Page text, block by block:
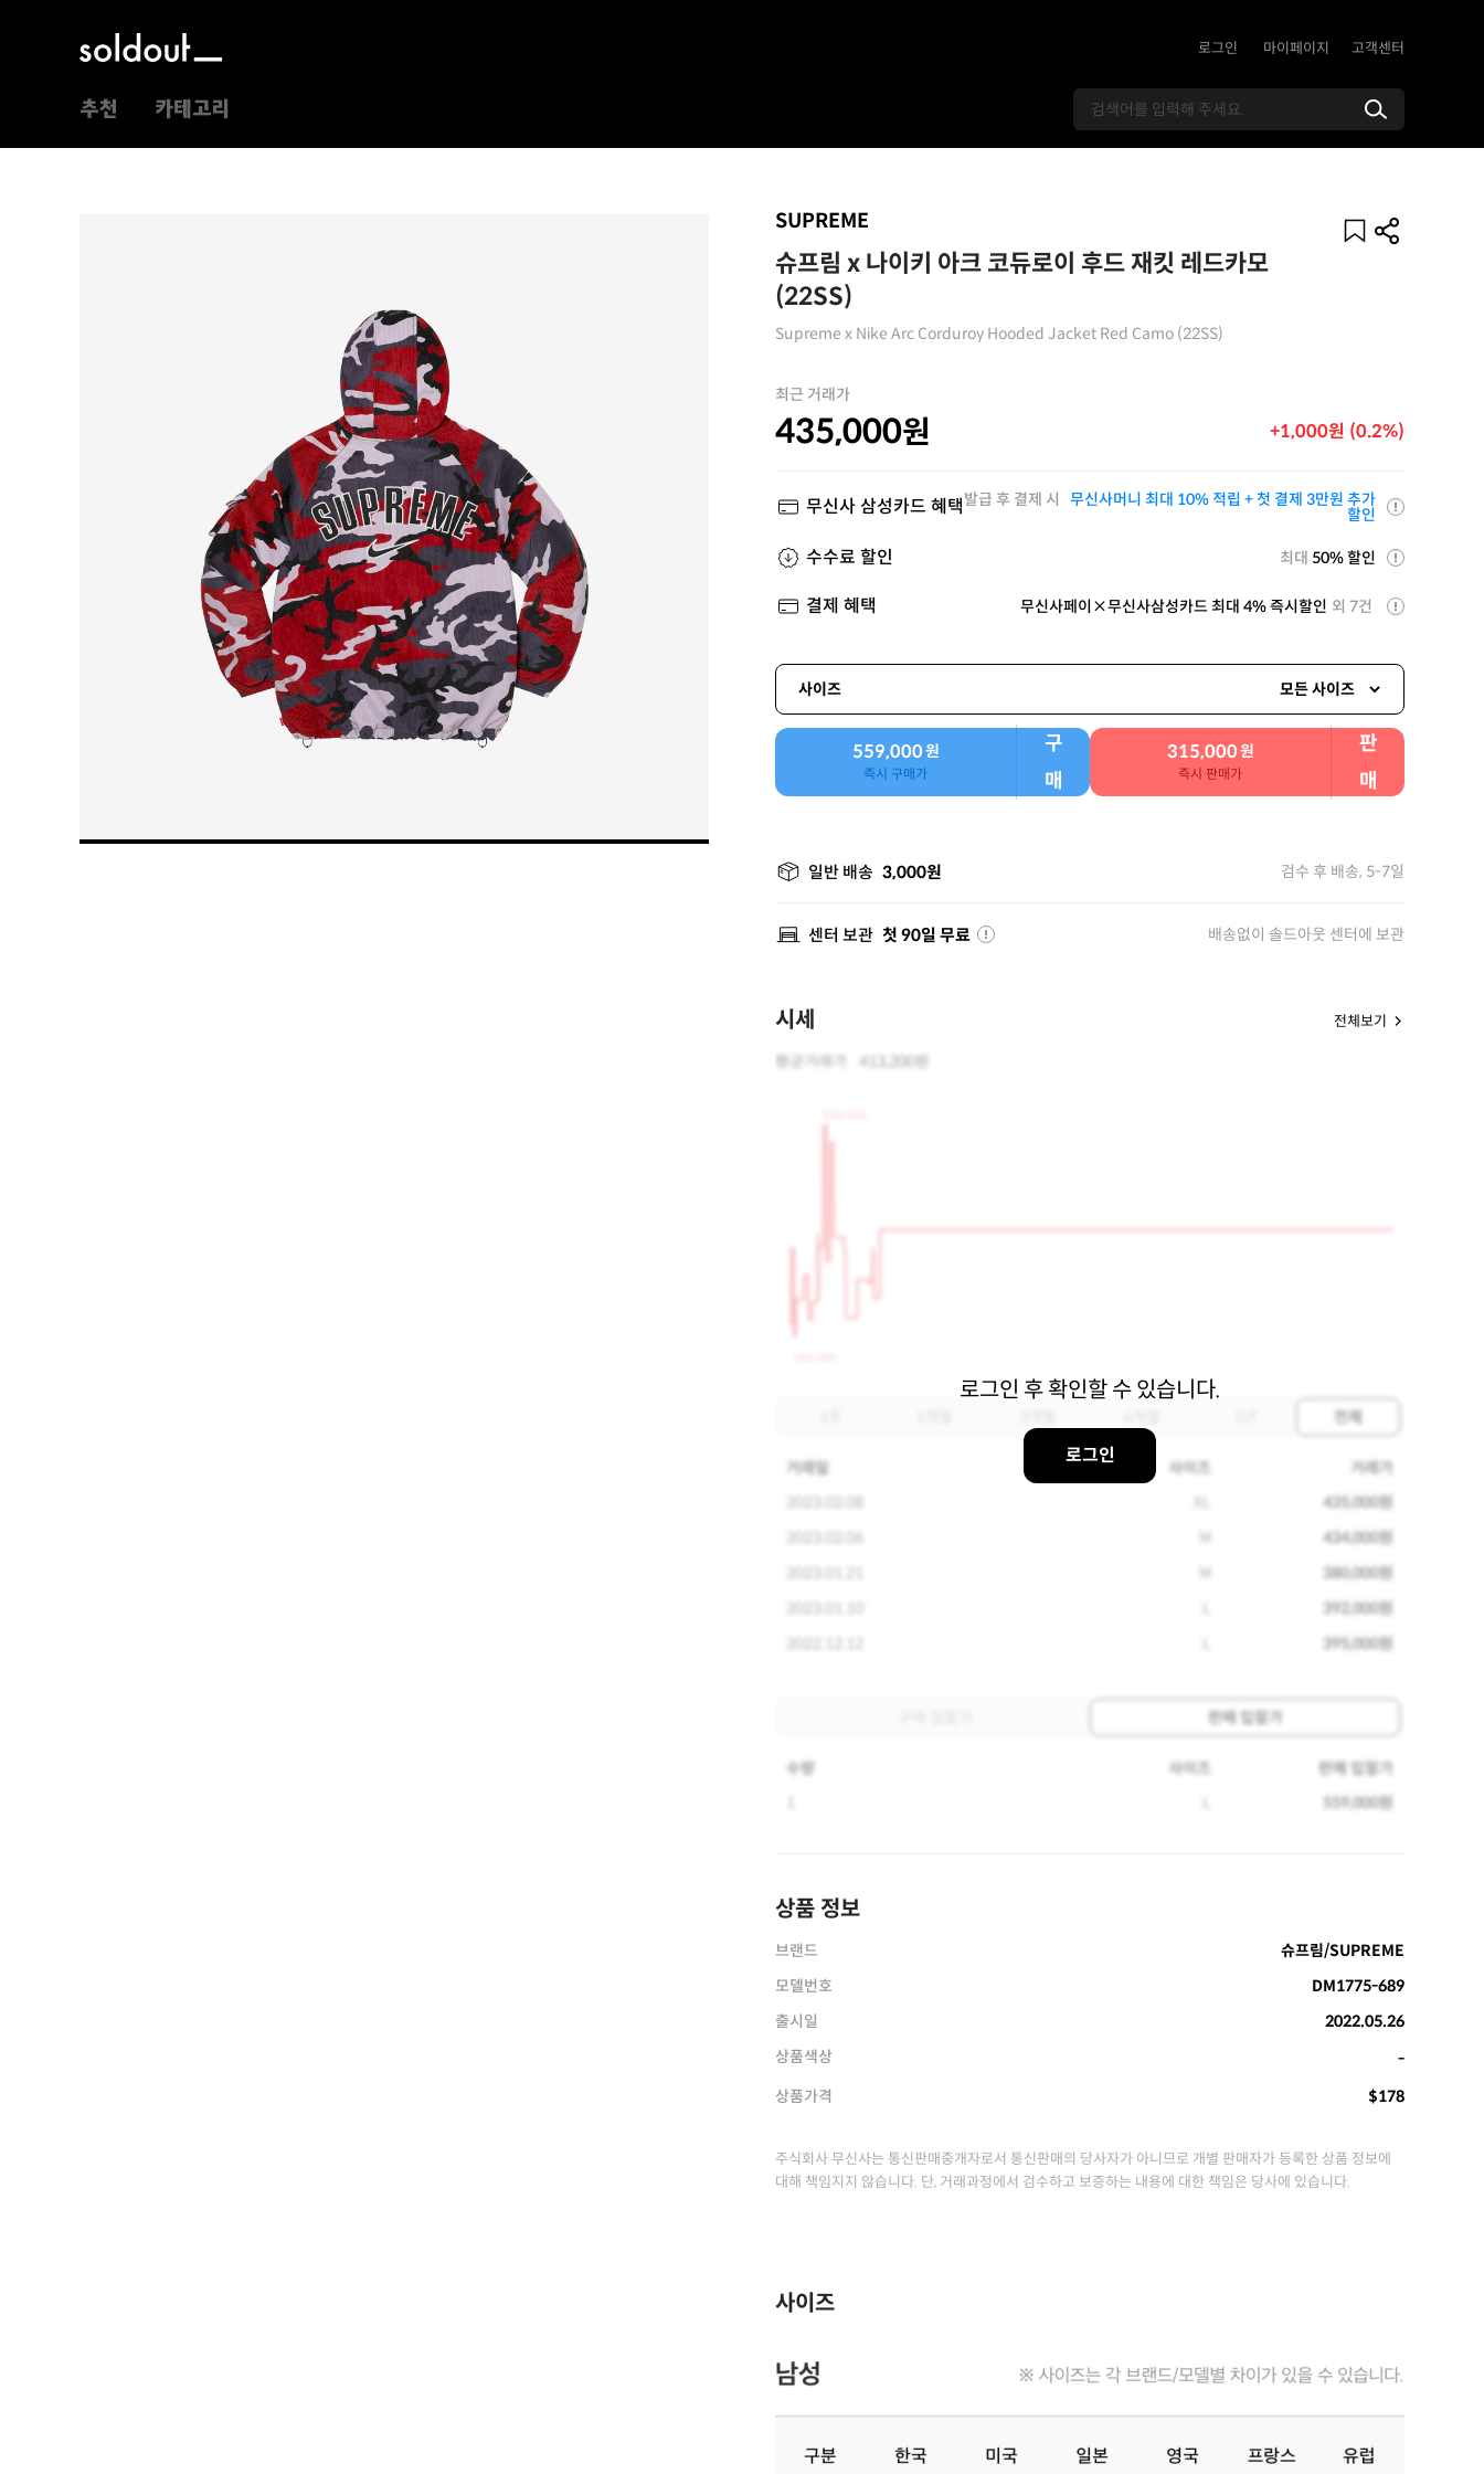
로그인 마이페이지 고객센터
추천 카테고리
SUPREME
슈프림 x 나이키 아크 코듀로이 후드 재킷 레드카모
(22SS)
Supreme x Nike Arc Corduroy Hooded Jacket Red Camo (22SS)
최근 거래가
435,000원 +1,000원 (0.2%)
무신사 삼성카드 혜택발급 후 결제 시 무신사머니 최대 10% 적립 + 첫 결제 3만원 추가
할인
수수료 할인 최대 50% 할인
결제 혜택 무신사페이×무신사삼성카드 최대 4% 즉시할인 외 7건
사이즈 모든 사이즈
559,000원
즉시 구매가
구
매
315,000원
즉시 판매가
판
매
일반 배송 3,000원 검수 후 배송, 5-7일
센터 보관 첫 90일 무료 배송없이 솔드아웃 센터에 보관
시세 전체보기
로그인 후 확인할 수 있습니다.
로그인
평균거래가 413,200원
전체
거래일 사이즈
거래가
2023.02.08
435,000원
2023.02.06
M
434,000원
M
380,000원
392,000원
395,000원
판매 입찰가
수량 사이즈
판매 입찰가
559,000원
상품 정보
브랜드
슈프림/SUPREME
모델번호
DM1775-689
출시일
2022.05.26
상품색상
-
상품가격
$178
주식회사 무신사는 통신판매중개자로서 통신판매의 당사자가 아니므로 개별 판매자가 등록한 상품 정보에
대해 책임지지 않습니다. 단, 거래과정에서 검수하고 보증하는 내용에 대한 책임은 당사에 있습니다.
사이즈